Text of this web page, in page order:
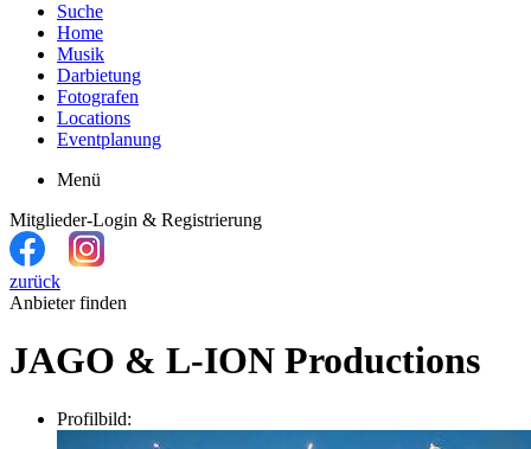
Suche
Home
Musik
Darbietung
Fotografen
Locations
Eventplanung
Menü
Mitglieder-Login & Registrierung
zurück
Anbieter finden
JAGO & L-ION Productions
Profilbild: